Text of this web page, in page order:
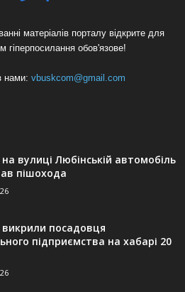
матеріалів порталу відкрите для
гіперпосилання обов'язове!
нами: vbuskcom@gmail.com
вулиці Любінській автомобіль
пішохода
викрили посадовця
підприємства на хабарі 20